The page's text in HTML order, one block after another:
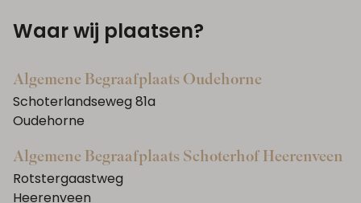
Waar wij plaatsen?
Algemene Begraafplaats Oudehorne
Schoterlandseweg 81a
Oudehorne
Algemene Begraafplaats Schoterhof Heerenveen
Rotstergaastweg
Heerenveen